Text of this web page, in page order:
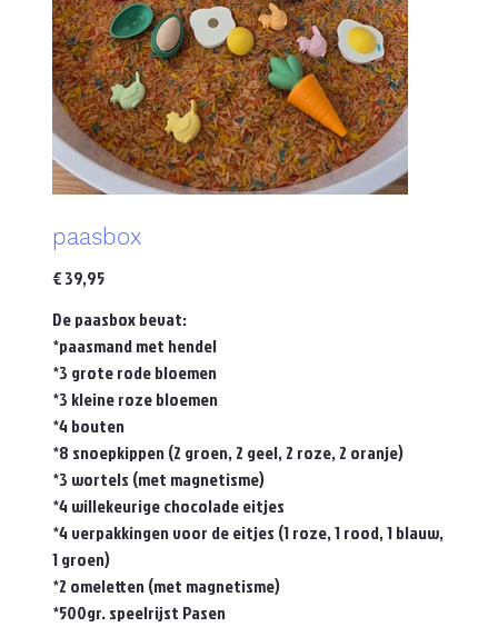
paasbox
Prijs
€ 39,95
De paasbox bevat:
*paasmand met hendel
*3 grote rode bloemen
*3 kleine roze bloemen
*4 bouten
*8 snoepkippen (2 groen, 2 geel, 2 roze, 2 oranje)
*3 wortels (met magnetisme)
*4 willekeurige chocolade eitjes
*4 verpakkingen voor de eitjes (1 roze, 1 rood, 1 blauw,
1 groen)
*2 omeletten (met magnetisme)
*500gr. speelrijst Pasen